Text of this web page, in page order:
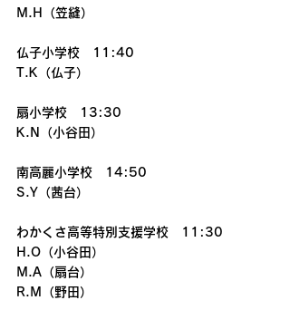
M.H（笠縫）
仏子小学校　11:40
T.K（仏子）
扇小学校　13:30
K.N（小谷田）
南高麗小学校　14:50
S.Y（茜台）
わかくさ高等特別支援学校　11:30
H.O（小谷田）
M.A（扇台）
R.M（野田）